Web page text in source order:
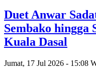
Duet Anwar
Sembako hingga
Kuala Dasal
Jumat, 17 Jul 2026 - 15:08